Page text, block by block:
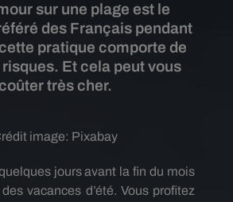
sur une plage est le
des Français pendant
pratique comporte de
Et cela peut vous
coûter très cher.
image: Pixabay
jours avant la fin du mois
vacances d’été. Vous profitez